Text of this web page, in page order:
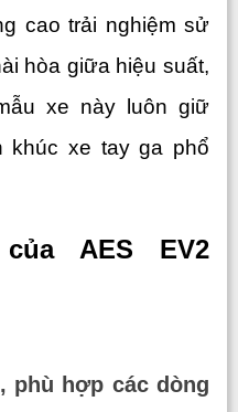
cao trải nghiệm sử
hòa giữa hiệu suất,
xe này luôn giữ
khúc xe tay ga phổ
AES EV2
phù hợp các dòng